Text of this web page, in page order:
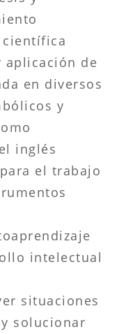
aplicación de
en diversos
y
inglés
el trabajo
intelectual
situaciones
solucionar